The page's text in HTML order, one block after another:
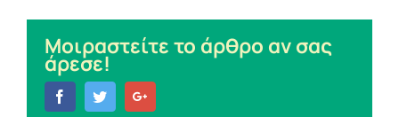
Μοιραστείτε το άρθρο αν σας
άρεσε!
FacebookTwitter